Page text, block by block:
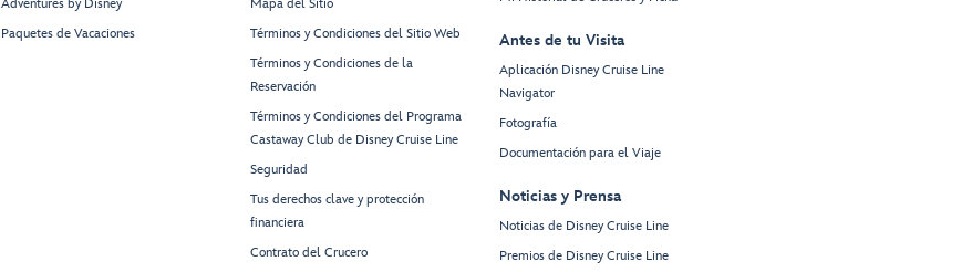
Adventures by Disney
Paquetes de Vacaciones
Mapa del Sitio
Términos y Condiciones del Sitio Web
Términos y Condiciones de la
Reservación
Términos y Condiciones del Programa
Castaway Club de Disney Cruise Line
Seguridad
Tus derechos clave y protección
financiera
Contrato del Crucero
Antes de tu Visita
Aplicación Disney Cruise Line
Navigator
Fotografía
Documentación para el Viaje
Noticias y Prensa
Noticias de Disney Cruise Line
Premios de Disney Cruise Line